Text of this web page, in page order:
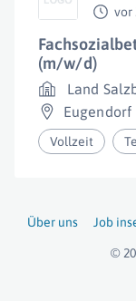
vor
(m/w/d)
Land
Eugendorf
Vollzeit
Über uns Job
©